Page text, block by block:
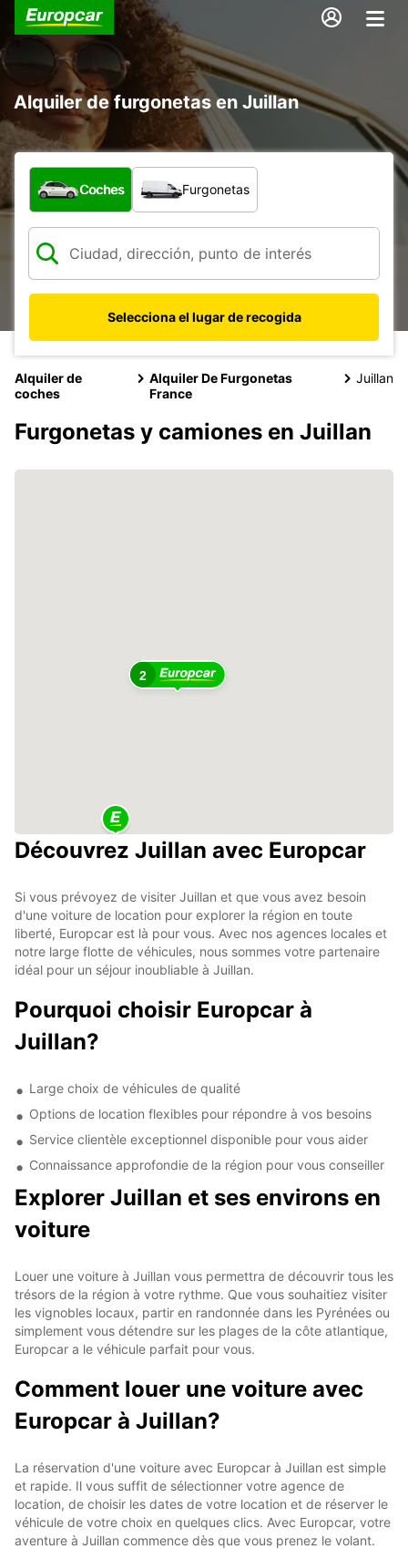
Alquiler de furgonetas en Juillan
¿Qué tipo de vehículo?
Coches Furgonetas
Selecciona el lugar de recogida
Alquiler de
coches
Alquiler De Furgonetas
France
Juillan
Furgonetas y camiones en Juillan
2
Découvrez Juillan avec Europcar
Si vous prévoyez de visiter Juillan et que vous avez besoin
d'une voiture de location pour explorer la région en toute
liberté, Europcar est là pour vous. Avec nos agences locales et
notre large flotte de véhicules, nous sommes votre partenaire
idéal pour un séjour inoubliable à Juillan.
Pourquoi choisir Europcar à
Juillan?
Large choix de véhicules de qualité
Options de location flexibles pour répondre à vos besoins
Service clientèle exceptionnel disponible pour vous aider
Connaissance approfondie de la région pour vous conseiller
Explorer Juillan et ses environs en
voiture
Louer une voiture à Juillan vous permettra de découvrir tous les
trésors de la région à votre rythme. Que vous souhaitiez visiter
les vignobles locaux, partir en randonnée dans les Pyrénées ou
simplement vous détendre sur les plages de la côte atlantique,
Europcar a le véhicule parfait pour vous.
Comment louer une voiture avec
Europcar à Juillan?
La réservation d'une voiture avec Europcar à Juillan est simple
et rapide. Il vous suffit de sélectionner votre agence de
location, de choisir les dates de votre location et de réserver le
véhicule de votre choix en quelques clics. Avec Europcar, votre
aventure à Juillan commence dès que vous prenez le volant.